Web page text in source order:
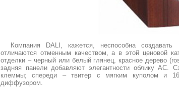
Компания DALI, кажется, неспособна
отличаются отменным качеством, а в этой ценовой
отделки – черный или белый глянец, красное дерево
задняя панели добавляют элегантности облику АС.
клеммы; спереди – твитер с мягким куполом и
диффузором.